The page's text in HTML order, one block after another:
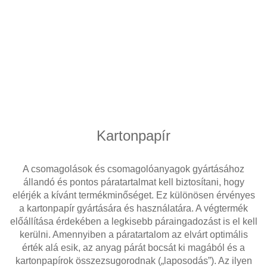
Kartonpapír
A csomagolások és csomagolóanyagok gyártásához
állandó és pontos páratartalmat kell biztosítani, hogy
elérjék a kívánt termékminőséget. Ez különösen érvényes
a kartonpapír gyártására és használatára. A végtermék
előállítása érdekében a legkisebb páraingadozást is el kell
kerülni. Amennyiben a páratartalom az elvárt optimális
érték alá esik, az anyag párát bocsát ki magából és a
kartonpapírok összezsugorodnak („laposodás”). Az ilyen